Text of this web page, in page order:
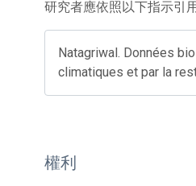
研究者應依照以下指示引
Natagriwal. Données
climatiques et par la
權利